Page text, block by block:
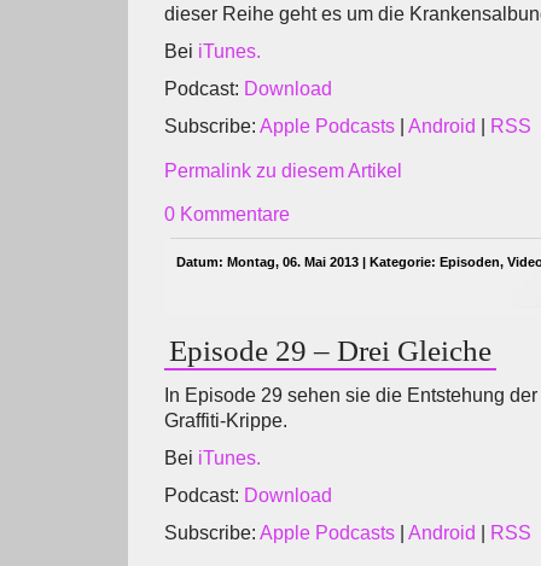
dieser Reihe geht es um die
Bei iTunes.
Podcast: Download
Subscribe: Apple Podcasts Android RSS
Permalink zu diesem Artikel
0 Kommentare
Datum: Montag, 06. Mai 2013 | Kategorie: Episoden,
Episode 29 – Drei Gleiche
In Episode 29 sehen sie die Entstehung
Graffiti-Krippe.
Bei iTunes.
Podcast: Download
Subscribe: Apple Podcasts Android RSS